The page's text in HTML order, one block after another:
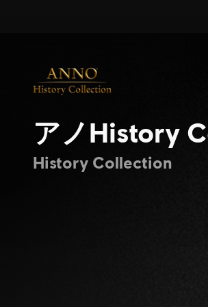
アノHistory
History Collection